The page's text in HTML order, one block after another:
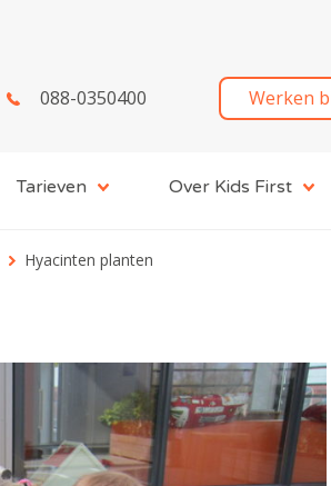
088-0350400 Werken
Tarieven Over Kids First
Hyacinten planten